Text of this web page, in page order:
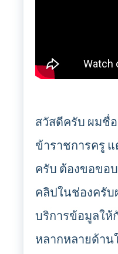
สวัสดีครับ ผมชื่
ข้าราชการครู
ครับ ต้องขอขอ
คลิปในช่องครั
บริการข้อมูลให้
หลากหลายด้าน